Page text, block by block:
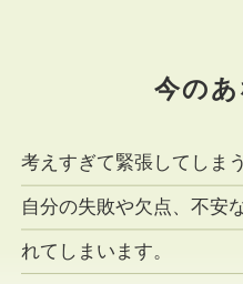
今の
考えすぎて緊張してしま
自分の失敗や欠点、不安
れてしまいます。